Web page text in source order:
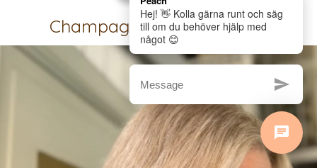
Champagne blond hårfärg